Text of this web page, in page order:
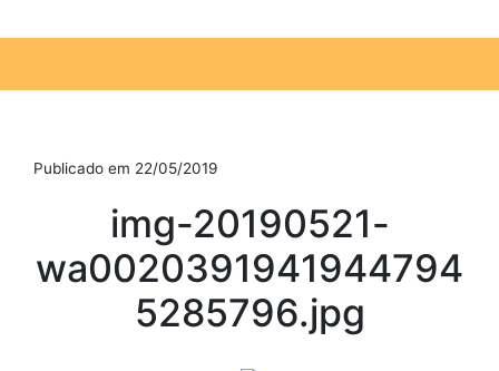
Publicado em 22/05/2019
img-20190521-
wa0020391941944794
5285796.jpg